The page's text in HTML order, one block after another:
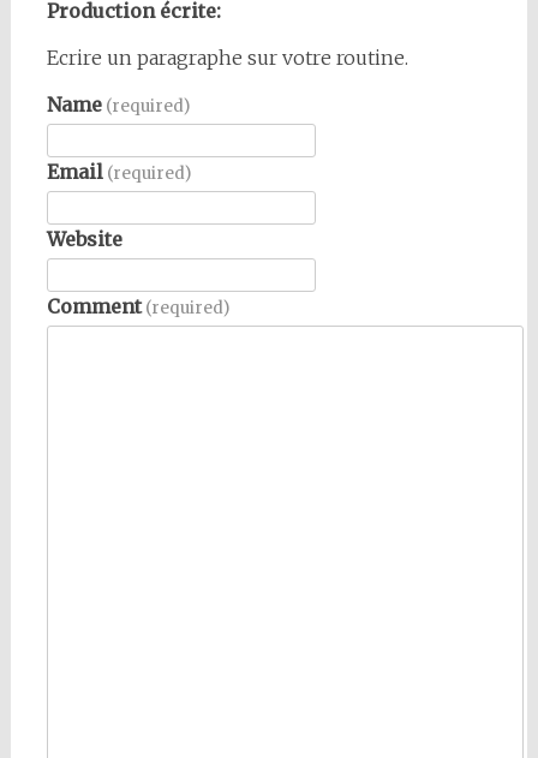
Production écrite:
Ecrire un paragraphe sur votre routine.
Name (required)
Email (required)
Website
Comment (required)